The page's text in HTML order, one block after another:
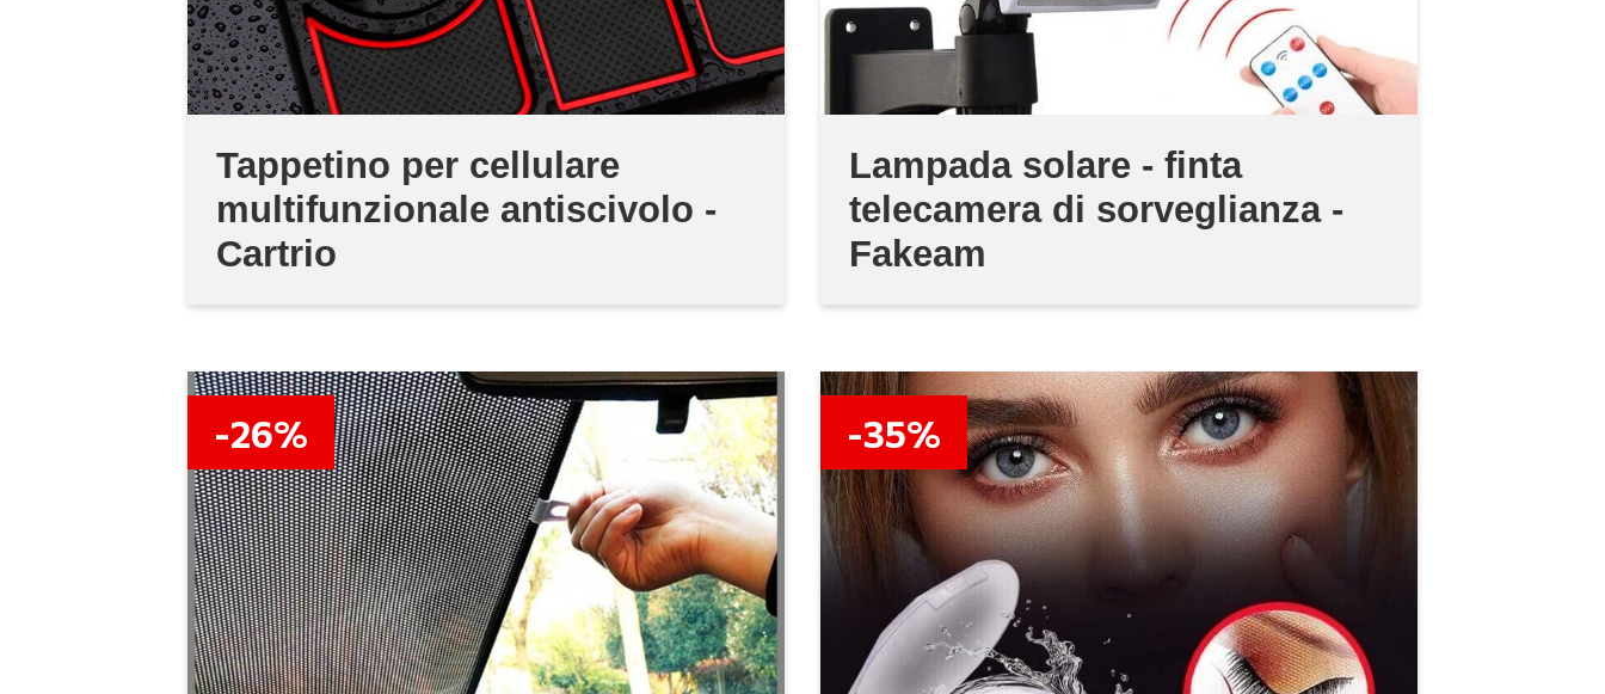
Tappetino per cellulare
multifunzionale antiscivolo -
Cartrio
Lampada solare - finta
telecamera di sorveglianza -
Fakeam
-26% -35%